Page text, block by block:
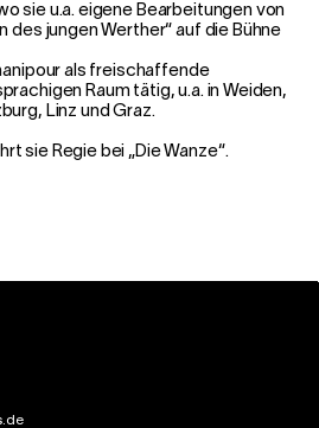
sie u.a. eigene Bearbeitungen von
des jungen Werther“ auf die Bühne
als freischaffende
Raum tätig, u.a. in Weiden,
Linz und Graz.
sie Regie bei „Die Wanze“.